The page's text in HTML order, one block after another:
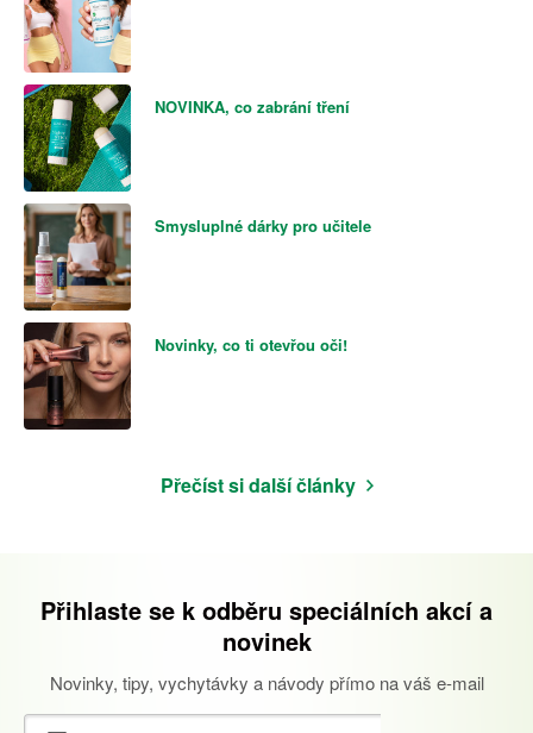
NOVINKA, co zabrání tření
Smysluplné dárky pro učitele
Novinky, co ti otevřou oči!
Přečíst si další články
Přihlaste se k odběru speciálních akcí a
novinek
Novinky, tipy, vychytávky a návody přímo na váš e-mail